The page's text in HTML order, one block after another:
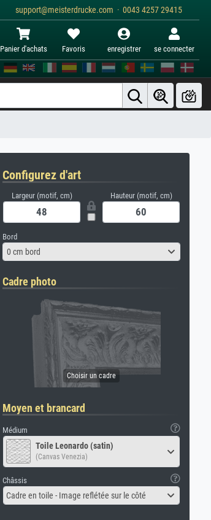
support@meisterdrucke.com · 0043 4257 29415
Panier d'achats Favoris enregistrer se connecter
Configurez d'art
Largeur (motif, cm) Hauteur (motif, cm)
Bord
0 cm bord
Cadre photo
Moyen et brancard
Médium
Toile Leonardo (satin)
(Canvas Venezia)
Châssis
Cadre en toile - Image reflétée sur le côté